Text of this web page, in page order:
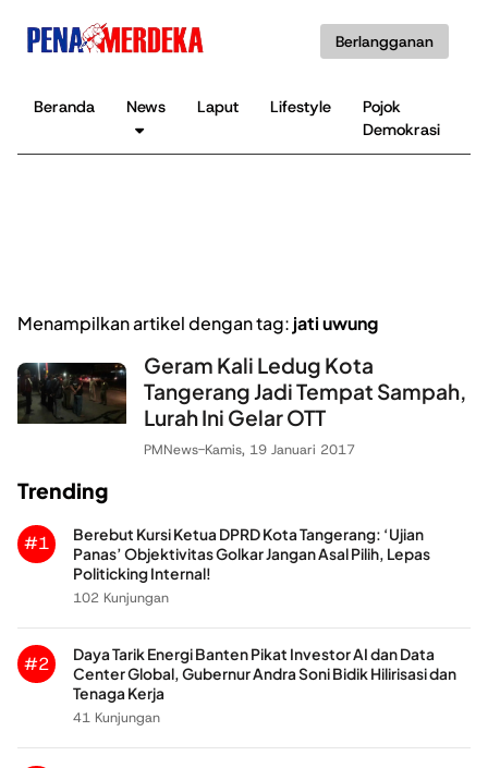
Berlangganan
Beranda News Laput Lifestyle
Pojok
Demokrasi
Menampilkan artikel dengan tag: jati uwung
Geram Kali Ledug Kota
Tangerang Jadi Tempat Sampah,
Lurah Ini Gelar OTT
PMNews-Kamis, 19 Januari 2017
Trending
#1
Berebut Kursi Ketua DPRD Kota Tangerang: ‘Ujian
Panas’ Objektivitas Golkar Jangan Asal Pilih, Lepas
Politicking Internal!
102 Kunjungan
#2
Daya Tarik Energi Banten Pikat Investor AI dan Data
Center Global, Gubernur Andra Soni Bidik Hilirisasi dan
Tenaga Kerja
41 Kunjungan